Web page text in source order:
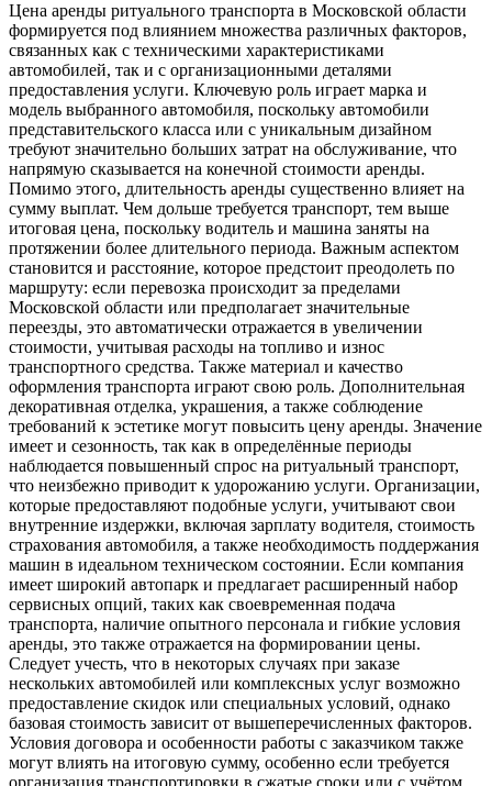
Цена аренды ритуального транспорта в Московской области
формируется под влиянием множества различных факторов,
связанных как с техническими характеристиками
автомобилей, так и с организационными деталями
предоставления услуги. Ключевую роль играет марка и
модель выбранного автомобиля, поскольку автомобили
представительского класса или с уникальным дизайном
требуют значительно больших затрат на обслуживание, что
напрямую сказывается на конечной стоимости аренды.
Помимо этого, длительность аренды существенно влияет на
сумму выплат. Чем дольше требуется транспорт, тем выше
итоговая цена, поскольку водитель и машина заняты на
протяжении более длительного периода. Важным аспектом
становится и расстояние, которое предстоит преодолеть по
маршруту: если перевозка происходит за пределами
Московской области или предполагает значительные
переезды, это автоматически отражается в увеличении
стоимости, учитывая расходы на топливо и износ
транспортного средства. Также материал и качество
оформления транспорта играют свою роль. Дополнительная
декоративная отделка, украшения, а также соблюдение
требований к эстетике могут повысить цену аренды. Значение
имеет и сезонность, так как в определённые периоды
наблюдается повышенный спрос на ритуальный транспорт,
что неизбежно приводит к удорожанию услуги. Организации,
которые предоставляют подобные услуги, учитывают свои
внутренние издержки, включая зарплату водителя, стоимость
страхования автомобиля, а также необходимость поддержания
машин в идеальном техническом состоянии. Если компания
имеет широкий автопарк и предлагает расширенный набор
сервисных опций, таких как своевременная подача
транспорта, наличие опытного персонала и гибкие условия
аренды, это также отражается на формировании цены.
Следует учесть, что в некоторых случаях при заказе
нескольких автомобилей или комплексных услуг возможно
предоставление скидок или специальных условий, однако
базовая стоимость зависит от вышеперечисленных факторов.
Условия договора и особенности работы с заказчиком также
могут влиять на итоговую сумму, особенно если требуется
организация транспортировки в сжатые сроки или с учётом